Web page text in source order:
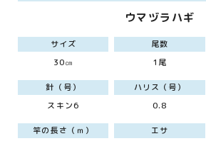
ウマヅラハギ
サイズ
30㎝
尾数
1尾
針（号）
スキン6
ハリス（号）
0.8
竿の長さ（ｍ）
エサ